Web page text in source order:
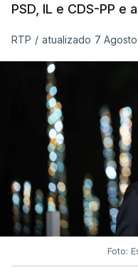
PSD, IL e CDS-PP e
RTP / atualizado 7 Agosto
Foto: